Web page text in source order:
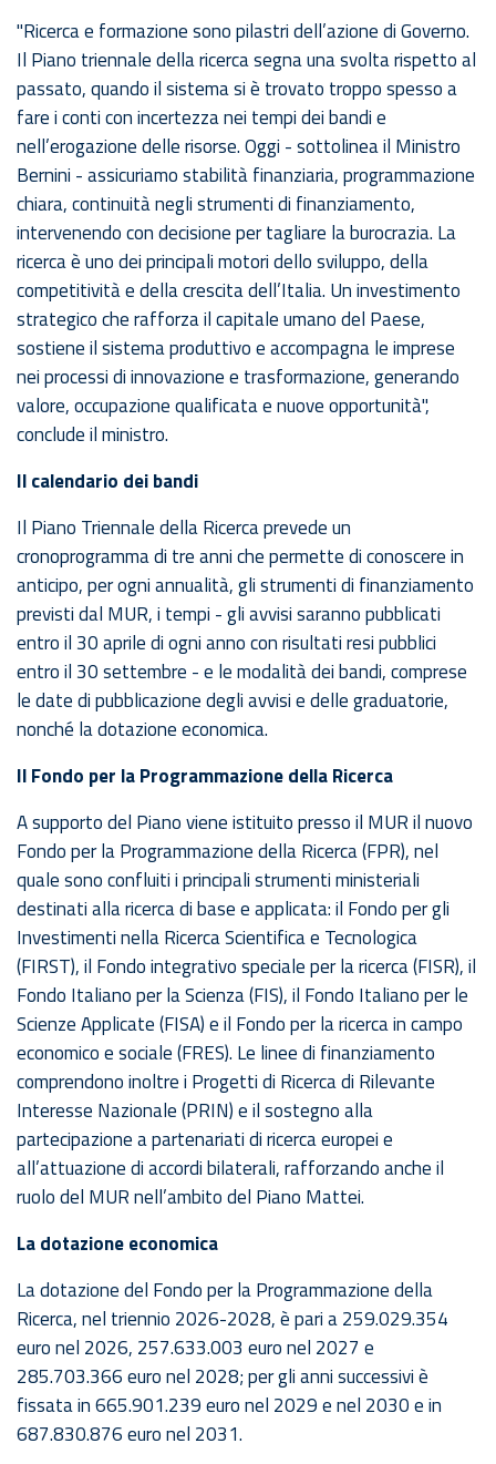
"Ricerca e formazione sono pilastri dell’azione di Governo.
Il Piano triennale della ricerca segna una svolta rispetto al
passato, quando il sistema si è trovato troppo spesso a
fare i conti con incertezza nei tempi dei bandi e
nell’erogazione delle risorse. Oggi - sottolinea il Ministro
Bernini - assicuriamo stabilità finanziaria, programmazione
chiara, continuità negli strumenti di finanziamento,
intervenendo con decisione per tagliare la burocrazia. La
ricerca è uno dei principali motori dello sviluppo, della
competitività e della crescita dell’Italia. Un investimento
strategico che rafforza il capitale umano del Paese,
sostiene il sistema produttivo e accompagna le imprese
nei processi di innovazione e trasformazione, generando
valore, occupazione qualificata e nuove opportunità",
conclude il ministro.
Il calendario dei bandi
Il Piano Triennale della Ricerca prevede un
cronoprogramma di tre anni che permette di conoscere in
anticipo, per ogni annualità, gli strumenti di finanziamento
previsti dal MUR, i tempi - gli avvisi saranno pubblicati
entro il 30 aprile di ogni anno con risultati resi pubblici
entro il 30 settembre - e le modalità dei bandi, comprese
le date di pubblicazione degli avvisi e delle graduatorie,
nonché la dotazione economica.
Il Fondo per la Programmazione della Ricerca
A supporto del Piano viene istituito presso il MUR il nuovo
Fondo per la Programmazione della Ricerca (FPR), nel
quale sono confluiti i principali strumenti ministeriali
destinati alla ricerca di base e applicata: il Fondo per gli
Investimenti nella Ricerca Scientifica e Tecnologica
(FIRST), il Fondo integrativo speciale per la ricerca (FISR), il
Fondo Italiano per la Scienza (FIS), il Fondo Italiano per le
Scienze Applicate (FISA) e il Fondo per la ricerca in campo
economico e sociale (FRES). Le linee di finanziamento
comprendono inoltre i Progetti di Ricerca di Rilevante
Interesse Nazionale (PRIN) e il sostegno alla
partecipazione a partenariati di ricerca europei e
all’attuazione di accordi bilaterali, rafforzando anche il
ruolo del MUR nell’ambito del Piano Mattei.
La dotazione economica
La dotazione del Fondo per la Programmazione della
Ricerca, nel triennio 2026-2028, è pari a 259.029.354
euro nel 2026, 257.633.003 euro nel 2027 e
285.703.366 euro nel 2028; per gli anni successivi è
fissata in 665.901.239 euro nel 2029 e nel 2030 e in
687.830.876 euro nel 2031.